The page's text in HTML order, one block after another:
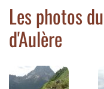
Les photos
d'Aulère